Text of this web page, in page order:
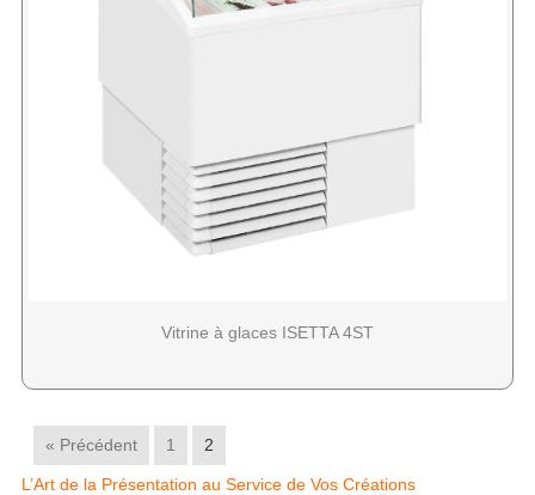
Vitrine à glaces ISETTA 4ST
« Précédent 1 2
L’Art de la Présentation au Service de Vos Créations